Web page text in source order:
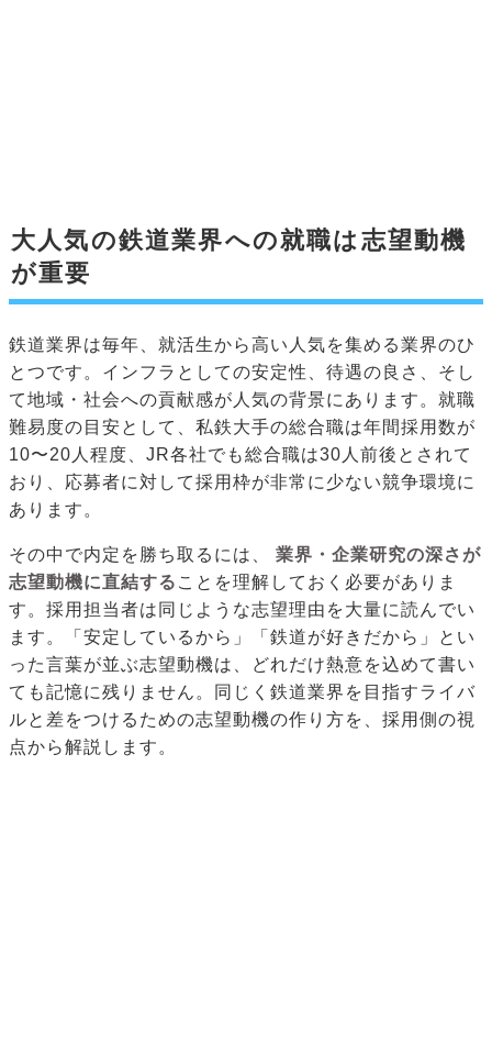
大人気の鉄道業界への就職は志望動機
が重要
鉄道業界は毎年、就活生から高い人気を集める業界のひ
とつです。インフラとしての安定性、待遇の良さ、そし
て地域・社会への貢献感が人気の背景にあります。就職
難易度の目安として、私鉄大手の総合職は年間採用数が
10〜20人程度、JR各社でも総合職は30人前後とされて
おり、応募者に対して採用枠が非常に少ない競争環境に
あります。
その中で内定を勝ち取るには、
業界・企業研究の深さが
志望動機に直結する ことを理解しておく必要がありま
す。採用担当者は同じような志望理由を大量に読んでい
ます。「安定しているから」「鉄道が好きだから」とい
った言葉が並ぶ志望動機は、どれだけ熱意を込めて書い
ても記憶に残りません。同じく鉄道業界を目指すライバ
ルと差をつけるための志望動機の作り方を、採用側の視
点から解説します。